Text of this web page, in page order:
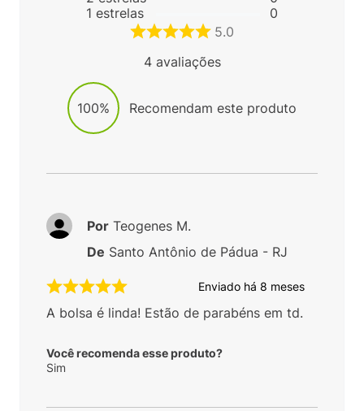
1 estrelas
0
5.0
4avaliações
100% Recomendam este produto
Enviado há 8 meses
A bolsa é linda! Estão de parabéns em td.
Você recomenda esse produto?
Sim
Por Teogenes M.
De Santo Antônio de Pádua - RJ